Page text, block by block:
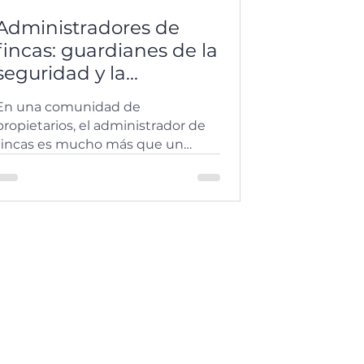
de
guardianes de la
y la
una comunidad de
el administrador de
es mucho más que un
de reuniones. Es el...